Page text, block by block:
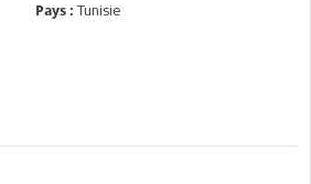
Pays : Tunisie